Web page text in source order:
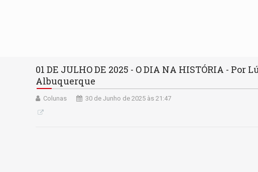
01 DE JULHO DE 2025 - O DIA NA HISTÓRIA - Por
Albuquerque
Colunas 30 de Junho de 2025 às 21:47